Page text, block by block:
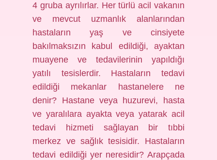
4 gruba ayrılırlar. Her türlü acil vakanın
ve mevcut uzmanlık alanlarından
hastaların yaş ve cinsiyete
bakılmaksızın kabul edildiği, ayaktan
muayene ve tedavilerinin yapıldığı
yatılı tesislerdir. Hastaların tedavi
edildiği mekanlar hastanelere ne
denir? Hastane veya huzurevi, hasta
ve yaralılara ayakta veya yatarak acil
tedavi hizmeti sağlayan bir tıbbi
merkez ve sağlık tesisidir. Hastaların
tedavi edildiği yer neresidir? Arapçada